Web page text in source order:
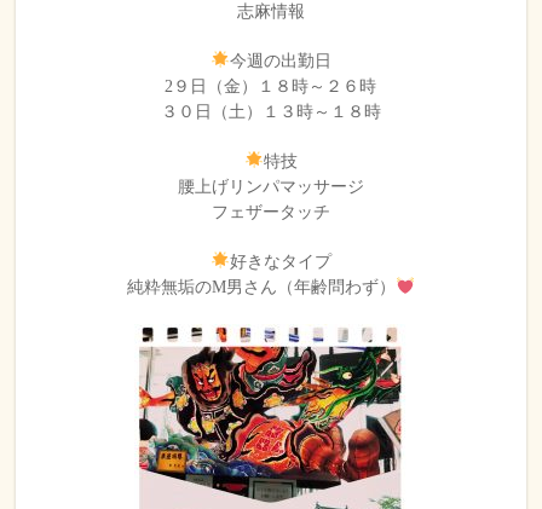
志麻情報
今週の出勤日
2９日（金）１８時～２６時
３０日（土）１３時～１８時
特技
腰上げリンパマッサージ
フェザータッチ
好きなタイプ
純粋無垢のM男さん（年齢問わず）